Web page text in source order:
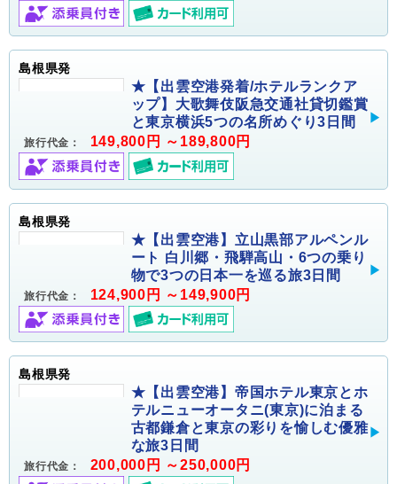
島根県発
★【出雲空港発着/ホテルランクア
ップ】大歌舞伎阪急交通社貸切鑑賞
と東京横浜5つの名所めぐり3日間
旅行代金： 149,800円 ～189,800円
島根県発
★【出雲空港】立山黒部アルペンル
ート 白川郷・飛騨高山・6つの乗り
物で3つの日本一を巡る旅3日間
旅行代金： 124,900円 ～149,900円
島根県発
★【出雲空港】帝国ホテル東京とホ
テルニューオータニ(東京)に泊まる
古都鎌倉と東京の彩りを愉しむ優雅
な旅3日間
旅行代金： 200,000円 ～250,000円